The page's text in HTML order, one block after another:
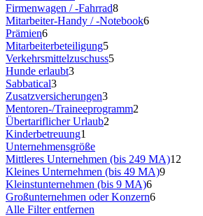
Firmenwagen / -Fahrrad8
Mitarbeiter-Handy / -Notebook6
Prämien6
Mitarbeiterbeteiligung5
Verkehrsmittelzuschuss5
Hunde erlaubt3
Sabbatical3
Zusatzversicherungen3
Mentoren-/Traineeprogramm2
Übertariflicher Urlaub2
Kinderbetreuung1
Unternehmensgröße
Mittleres Unternehmen (bis 249 MA)12
Kleines Unternehmen (bis 49 MA)9
Kleinstunternehmen (bis 9 MA)6
Großunternehmen oder Konzern6
Alle Filter entfernen